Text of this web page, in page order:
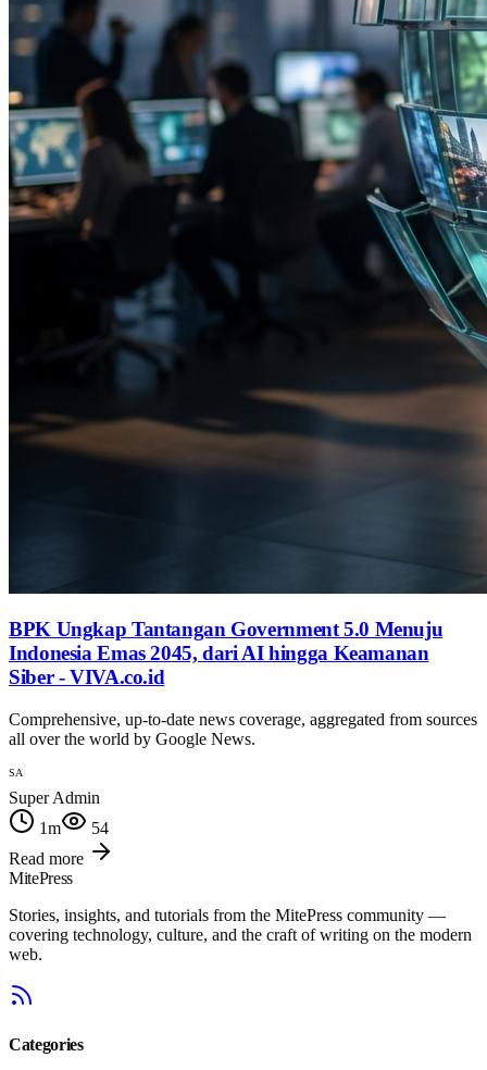
BPK Ungkap Tantangan Government 5.0 Menuju
Indonesia Emas 2045, dari AI hingga Keamanan
Siber - VIVA.co.id
Comprehensive, up-to-date news coverage, aggregated from sources
all over the world by Google News.
SA
Super Admin
1m
54
Read more
MitePress
Stories, insights, and tutorials from the MitePress community —
covering technology, culture, and the craft of writing on the modern
web.
Categories